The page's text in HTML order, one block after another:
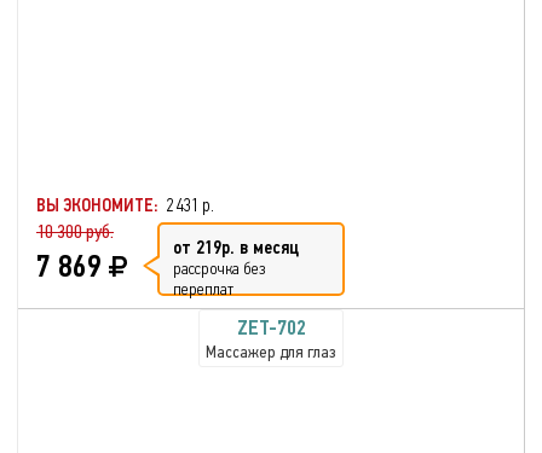
ВЫ ЭКОНОМИТЕ: 2 431 р.
10 300 руб.
7 869 от 219р. в месяц
рассрочка без
переплат
ZET-702
Массажер для глаз